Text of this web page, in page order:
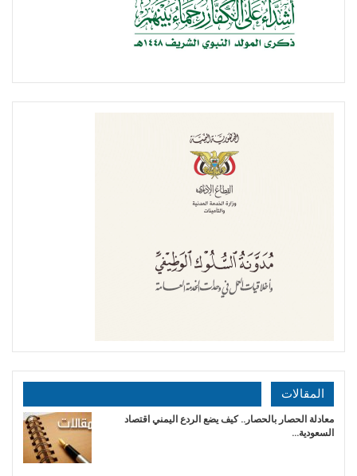
المقالات
معادلة الحصار بالحصار.. كيف يضع الردع اليمني اقتصاد
السعودية…